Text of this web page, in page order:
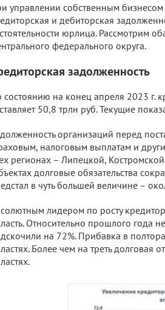
управлении собственным
и дебиторская
юрлица. Рассмотрим
федерального округа.
задолженность
состоянию на конец апреля 2023 г.
50,8 трлн руб. Текущие
организаций перед
налоговым выплатам и
регионах – Липецкой,
долговые обязательства
в чуть большей величине –
лидером по росту
Относительно прошлого года
на 72%. Прибавка в
Более чем на треть долговая